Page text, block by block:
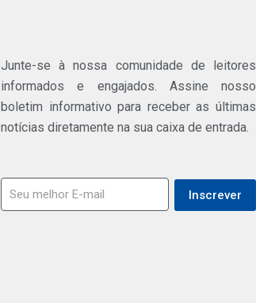
Junte-se à nossa comunidade de leitores
informados e engajados. Assine nosso
boletim informativo para receber as últimas
notícias diretamente na sua caixa de entrada.
Inscrever